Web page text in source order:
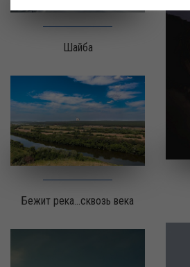
Шайба
Бежит река...сквозь века